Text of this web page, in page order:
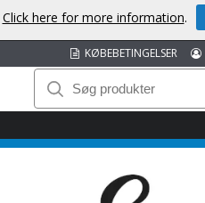
KØBEBETINGELSER
Click here for more information.